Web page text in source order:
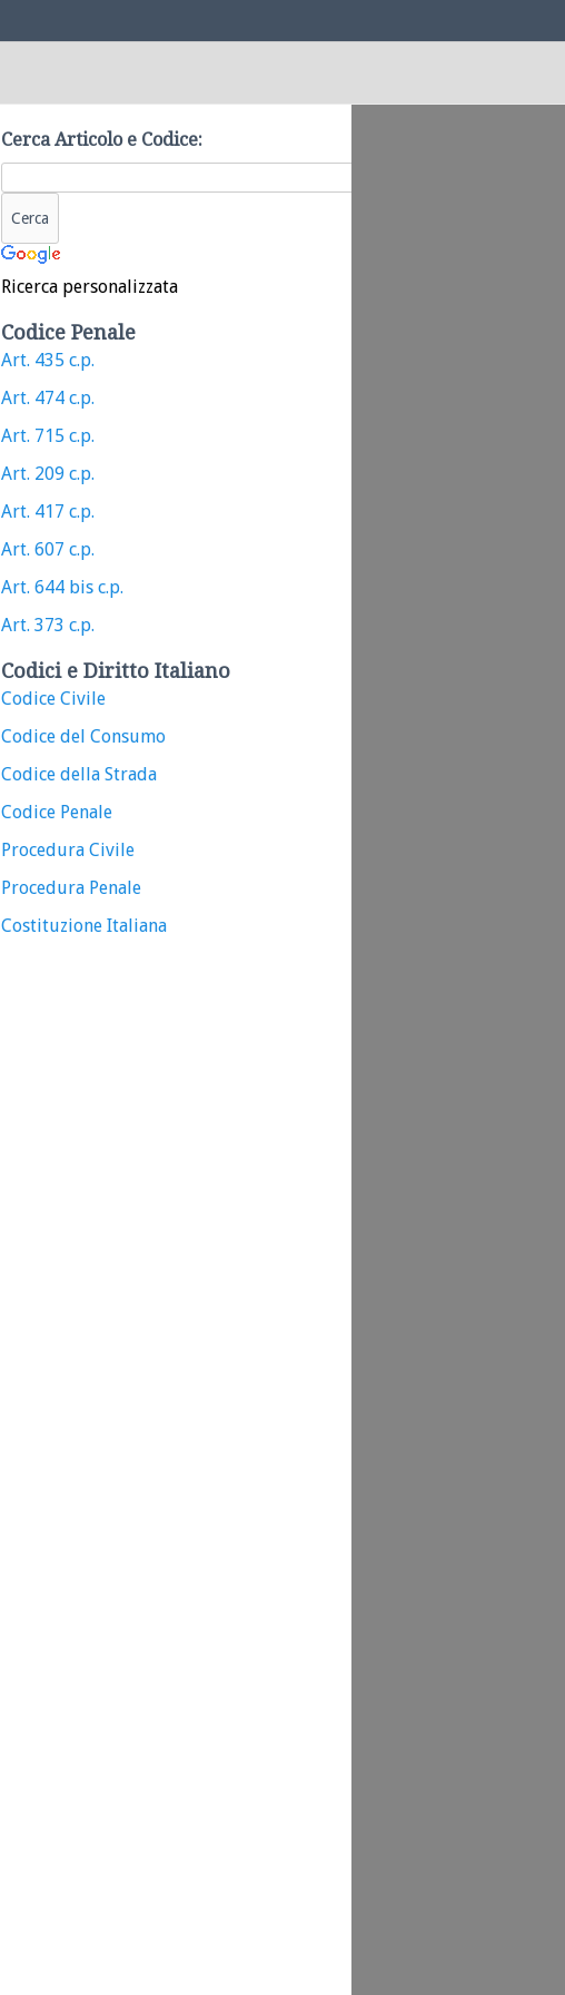
Cerca Articolo e Codice:
Ricerca personalizzata
Codice Penale
Art. 435 c.p.
Art. 474 c.p.
Art. 715 c.p.
Art. 209 c.p.
Art. 417 c.p.
Art. 607 c.p.
Art. 644 bis c.p.
Art. 373 c.p.
Codici e Diritto Italiano
Codice Civile
Codice del Consumo
Codice della Strada
Codice Penale
Procedura Civile
Procedura Penale
Costituzione Italiana